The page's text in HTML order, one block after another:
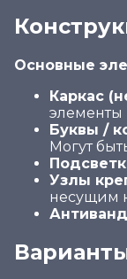
Основные
Каркас
элементы
Буквы /
Могут
Узлы
несущим